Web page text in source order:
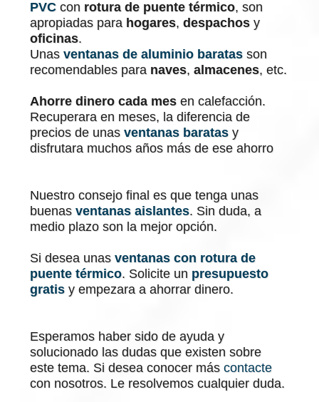
PVC con rotura de puente térmico, son
apropiadas para hogares,despachos y
oficinas.
Unasventanas de aluminio baratas son
recomendables para naves,almacenes, etc.
Ahorre dinero cada mes en calefacción.
Recuperara en meses, la diferencia de
precios de unasventanas baratas y
disfrutara muchos años más de ese ahorro
Nuestro consejo final es que tenga unas
buenasventanas aislantes. Sin duda, a
medio plazo son la mejor opción.
Si desea unasventanas con rotura de
puente térmico. Solicite un presupuesto
gratis y empezara a ahorrar dinero.
Esperamos haber sido de ayuda y
solucionado las dudas que existen sobre
este tema. Si desea conocer máscontacte
con nosotros. Le resolvemos cualquier duda.